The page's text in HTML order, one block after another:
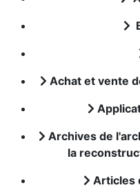
Achat et vente
Archives de
la
Articles